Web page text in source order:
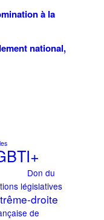
à la
national,
Don du
législatives
droite
de